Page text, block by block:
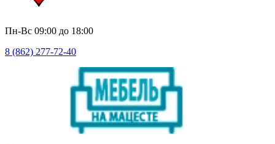
Пн-Вс 09:00 до 18:00
8 (862) 277-72-40